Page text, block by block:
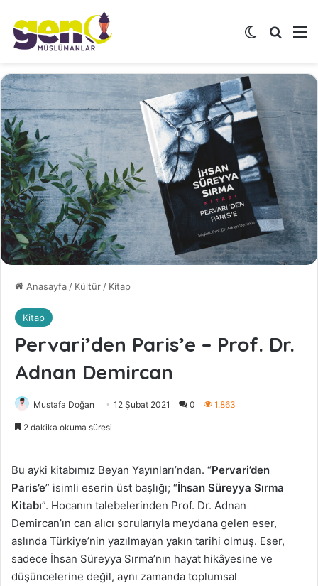
Dış
Anasayfa / Kültür / Kitap
Kitap
Pervari’den Paris’e – Prof. Dr.
Adnan Demircan
Mustafa Doğan 12 Şubat 2021 0 1.863
2 dakika okuma süresi
Bu ayki kitabımız Beyan Yayınları’ndan. “Pervari’den
Paris’e” isimli eserin üst başlığı; “İhsan Süreyya Sırma
Kitabı”. Hocanın talebelerinden Prof. Dr. Adnan
Demircan’ın can alıcı sorularıyla meydana gelen eser,
aslında Türkiye’nin yazılmayan yakın tarihi olmuş. Eser,
sadece İhsan Süreyya Sırma’nın hayat hikâyesine ve
düşüncelerine değil, aynı zamanda toplumsal